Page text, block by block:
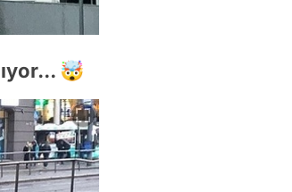
🤯